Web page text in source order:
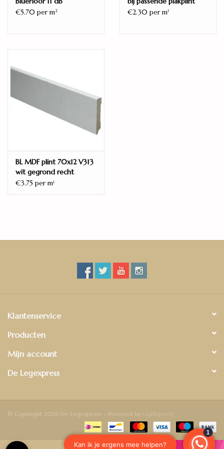
€5.70 per m2
€2.30 per m1
BL MDF plint 70x12 V313
wit gegrond recht
€3.75 per m1
Klantenservice
Producten
Mijn account
De Legexpress
© Copyright 2026 De Legexpress - Powered by Lightspeed